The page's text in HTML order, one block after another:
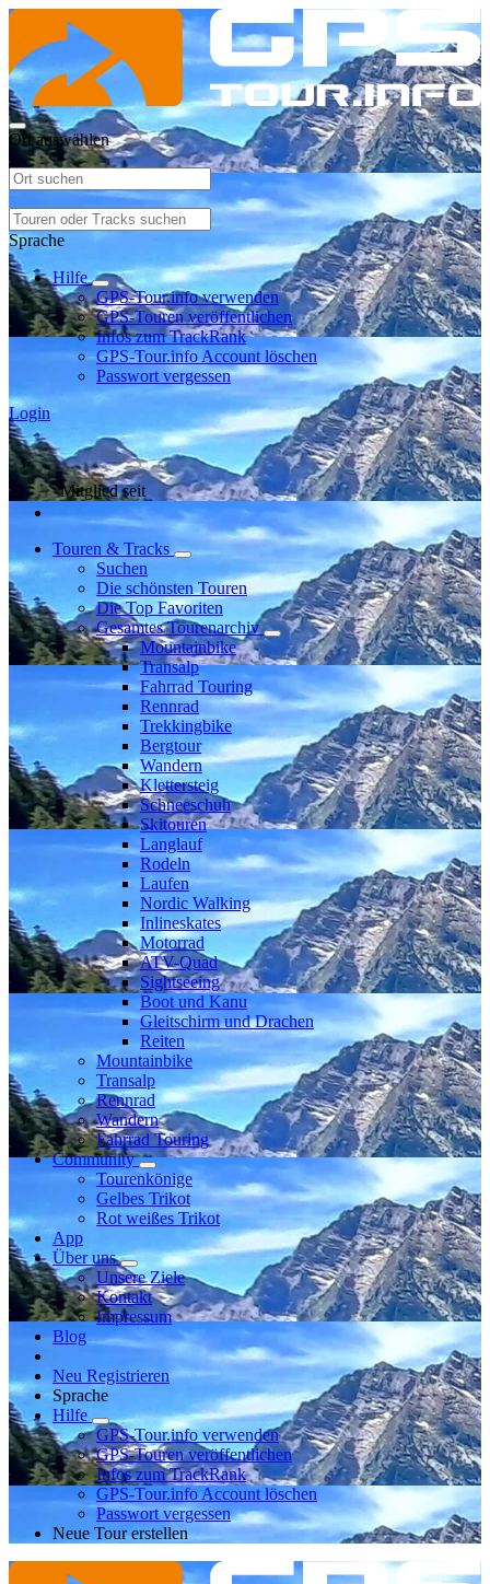
Ort auswählen
Sprache
Hilfe
GPS-Tour.info verwenden
GPS-Touren veröffentlichen
Infos zum TrackRank
GPS-Tour.info Account löschen
Passwort vergessen
Login
Mitglied seit
Touren & Tracks
Suchen
Die schönsten Touren
Die Top Favoriten
Gesamtes Tourenarchiv
Mountainbike
Transalp
Fahrrad Touring
Rennrad
Trekkingbike
Bergtour
Wandern
Klettersteig
Schneeschuh
Skitouren
Langlauf
Rodeln
Laufen
Nordic Walking
Inlineskates
Motorrad
ATV-Quad
Sightseeing
Boot und Kanu
Gleitschirm und Drachen
Reiten
Mountainbike
Transalp
Rennrad
Wandern
Fahrrad Touring
Community
Tourenkönige
Gelbes Trikot
Rot weißes Trikot
App
Über uns
Unsere Ziele
Kontakt
Impressum
Blog
Neu Registrieren
Sprache
Hilfe
GPS-Tour.info verwenden
GPS-Touren veröffentlichen
Infos zum TrackRank
GPS-Tour.info Account löschen
Passwort vergessen
Neue Tour erstellen